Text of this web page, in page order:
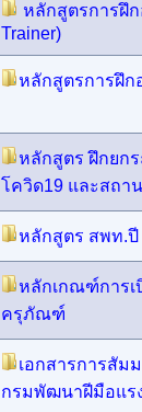
หลักสูตรการฝึ
Trainer)
หลักสูตรการฝึก
หลักสูตร ฝึกยก
โควิด19 และสถา
หลักสูตร สพท.ปี
หลักเกณฑ์การเ
ครุภัณฑ์
เอกสารการสั
กรมพัฒนาฝีมือแร